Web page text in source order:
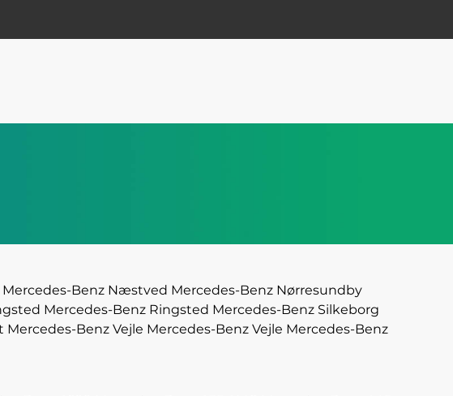
Mercedes-Benz Næstved Mercedes-Benz Nørresundby
Mercedes-Benz Ringsted Mercedes-Benz Silkeborg
Mercedes-Benz Vejle Mercedes-Benz Vejle Mercedes-Benz